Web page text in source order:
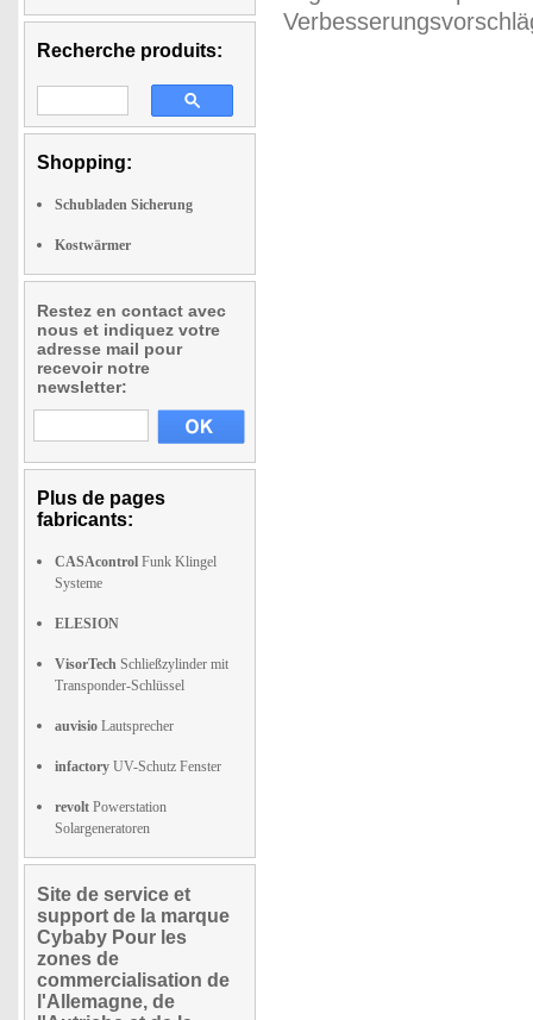
Recherche produits:
Shopping:
Schubladen Sicherung
Kostwärmer
Restez en contact avec
nous et indiquez votre
adresse mail pour
recevoir notre
newsletter:
Plus de pages
fabricants:
CASAcontrol Funk Klingel
Systeme
ELESION
VisorTech Schließzylinder mit
Transponder-Schlüssel
auvisio Lautsprecher
infactory UV-Schutz Fenster
revolt Powerstation
Solargeneratoren
Site de service et
support de la marque
Cybaby Pour les
zones de
commercialisation de
l'Allemagne, de